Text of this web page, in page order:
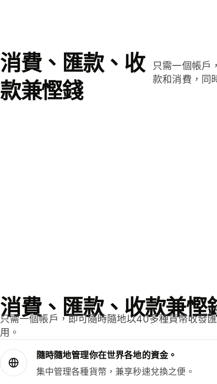
消費、匯款、收
款兼慳錢
只需一個帳戶
款和消費，同
消費、匯款、收款兼慳
只需一個帳戶，即可隨時隨地以40多種貨幣收發
用。
隨時隨地管理你在世界各地的資金。
集中管理各種貨幣，兼享秒速兌換之便。